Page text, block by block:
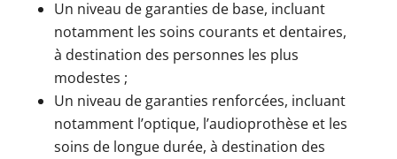
Un niveau de garanties de base, incluant
notamment les soins courants et dentaires,
à destination des personnes les plus
modestes ;
Un niveau de garanties renforcées, incluant
notamment l’optique, l’audioprothèse et les
soins de longue durée, à destination des